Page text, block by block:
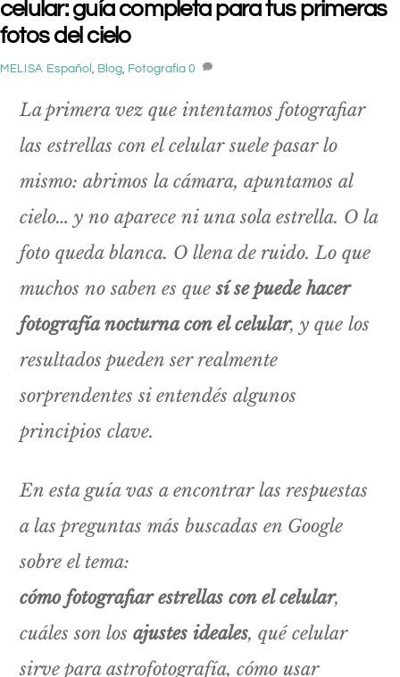
celular: guía completa para tus primeras
fotos del cielo
MELISA Español Blog, Fotografía 0
La primera vez que intentamos fotografiar
las estrellas con el celular suele pasar lo
mismo: abrimos la cámara, apuntamos al
cielo… y no aparece ni una sola estrella. O la
foto queda blanca. O llena de ruido. Lo que
muchos no saben es quesí se puede hacer
fotografía nocturna con el celular, y que los
resultados pueden ser realmente
sorprendentes si entendés algunos
principios clave.
En esta guía vas a encontrar las respuestas
a las preguntas más buscadas en Google
sobre el tema:
cómo fotografiar estrellas con el celular,
cuáles son losajustes ideales, qué celular
sirve para astrofotografía, cómo usar